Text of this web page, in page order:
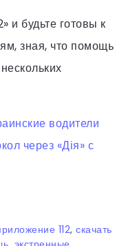
и будьте готовы к
зная, что помощь
водители
через «Дія» с
112, скачать